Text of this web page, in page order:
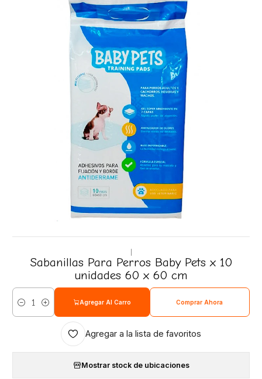
Sabanillas Para Perros Baby Pets x 10
unidades 60 x 60 cm
Cantidad
Agregar Al Carro Comprar Ahora
Agregar a la lista de favoritos
Mostrar stock de ubicaciones